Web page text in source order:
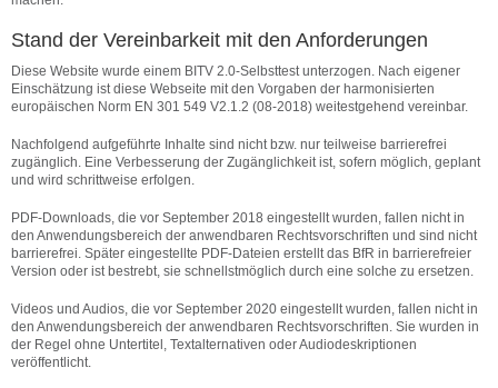
Stand der Vereinbarkeit mit den Anforderungen
Diese Website wurde einem BITV 2.0-Selbsttest unterzogen. Nach eigener
Einschätzung ist diese Webseite mit den Vorgaben der harmonisierten
europäischen Norm EN 301 549 V2.1.2 (08-2018) weitestgehend vereinbar.
Nachfolgend aufgeführte Inhalte sind nicht bzw. nur teilweise barrierefrei
zugänglich. Eine Verbesserung der Zugänglichkeit ist, sofern möglich, geplant
und wird schrittweise erfolgen.
PDF-Downloads, die vor September 2018 eingestellt wurden, fallen nicht in
den Anwendungsbereich der anwendbaren Rechtsvorschriften und sind nicht
barrierefrei. Später eingestellte PDF-Dateien erstellt das BfR in barrierefreier
Version oder ist bestrebt, sie schnellstmöglich durch eine solche zu ersetzen.
Videos und Audios, die vor September 2020 eingestellt wurden, fallen nicht in
den Anwendungsbereich der anwendbaren Rechtsvorschriften. Sie wurden in
der Regel ohne Untertitel, Textalternativen oder Audiodeskriptionen
veröffentlicht.